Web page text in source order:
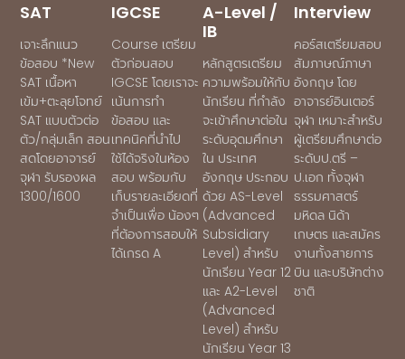
SAT
เจาะลึกแนว
ข้อสอบ *New
SAT เนื้อหา
เข้ม+ตะลุยโจทย์
SAT แบบตัวต่อ
ตัว/กลุ่มเล็ก สอน
สดโดยอาจารย์
จุฬา รับรองผล
1300/1600
IGCSE
Course เตรียม
ตัวก่อนสอบ
IGCSE โดยเราจะ
เน้นการทำ
ข้อสอบ และ
เทคนิคที่นำไป
ใช้ได้จริงในห้อง
สอบ พร้อมกับ
เก็บรายละเอียดที่
จำเป็นเพื่อ น้องๆ
ที่ต้องการสอบให้
ได้เกรด A
A-Level /
IB
หลักสูตรเตรียม
ความพร้อมให้กับ
นักเรียน ที่กำลัง
จะเข้าศึกษาต่อใน
ระดับอุดมศึกษา
ใน ประเทศ
อังกฤษ ประกอบ
ด้วย AS-Level
(Advanced
Subsidiary
Level) สำหรับ
นักเรียน Year 12
และ A2-Level
(Advanced
Level) สำหรับ
นักเรียน Year 13
Interview
คอร์สเตรียมสอบ
สัมภาษณ์ภาษา
อังกฤษ โดย
อาจารย์อินเตอร์
จุฬา เหมาะสำหรับ
ผู้เตรียมศึกษาต่อ
ระดับป.ตรี –
ป.เอก ทั้งจุฬา
ธรรมศาสตร์
มหิดล นิด้า
เกษตร และสมัคร
งานทั้งสายการ
บิน และบริษัทต่าง
ชาติ